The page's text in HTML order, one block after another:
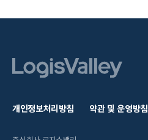
개인정보처리방침 약관 및 운영방침